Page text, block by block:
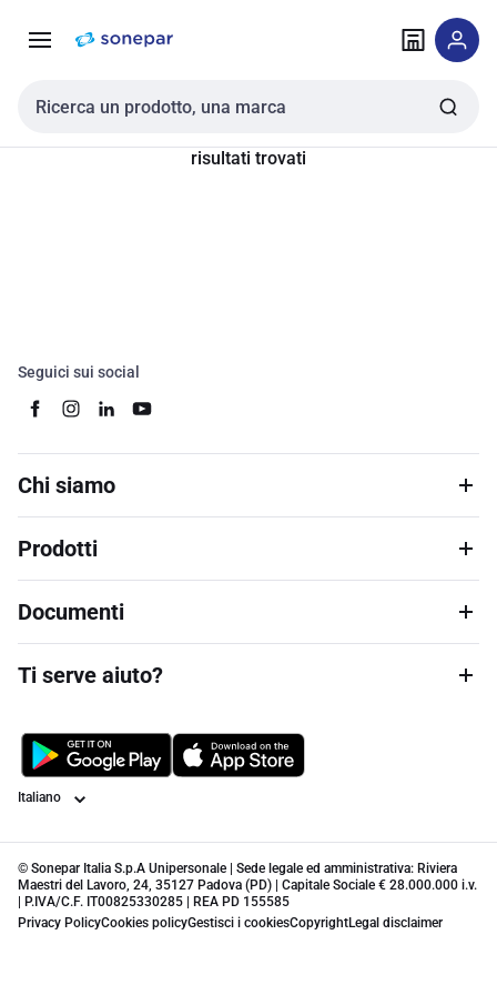
navigazione alla
Cerca input
risultati trovati
Seguici sui social
Chi siamo
Prodotti
Documenti
Ti serve aiuto?
Lingua
© Sonepar Italia S.p.A Unipersonale | Sede legale ed amministrativa: Riviera
Maestri del Lavoro, 24, 35127 Padova (PD) | Capitale Sociale € 28.000.000 i.v.
| P.IVA/C.F. IT00825330285 | REA PD 155585
Privacy PolicyCookies policyGestisci i cookiesCopyrightLegal disclaimer